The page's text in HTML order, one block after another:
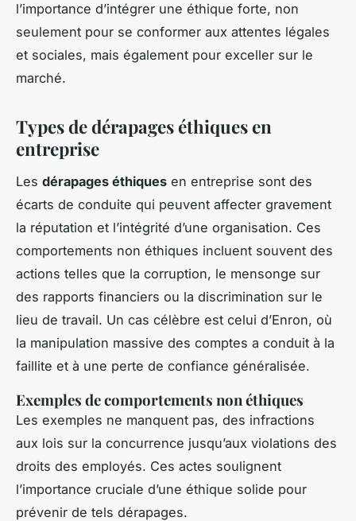
l’importance d’intégrer une éthique forte, non
seulement pour se conformer aux attentes légales
et sociales, mais également pour exceller sur le
marché.
Types de dérapages éthiques en
entreprise
Les dérapages éthiques en entreprise sont des
écarts de conduite qui peuvent affecter gravement
la réputation et l’intégrité d’une organisation. Ces
comportements non éthiques incluent souvent des
actions telles que la corruption, le mensonge sur
des rapports financiers ou la discrimination sur le
lieu de travail. Un cas célèbre est celui d’Enron, où
la manipulation massive des comptes a conduit à la
faillite et à une perte de confiance généralisée.
Exemples de comportements non éthiques
Les exemples ne manquent pas, des infractions
aux lois sur la concurrence jusqu’aux violations des
droits des employés. Ces actes soulignent
l’importance cruciale d’une éthique solide pour
prévenir de tels dérapages.